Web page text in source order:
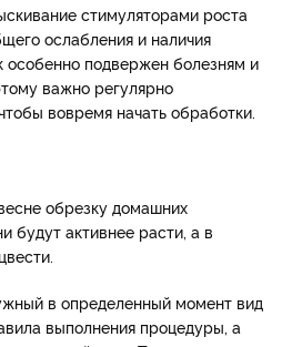
стимуляторами роста
ослабления и наличия
особенно подвержен болезням и
важно регулярно
вовремя начать обработки.
обрезку домашних
будут активнее расти, а в
в определенный момент вид
выполнения процедуры, а